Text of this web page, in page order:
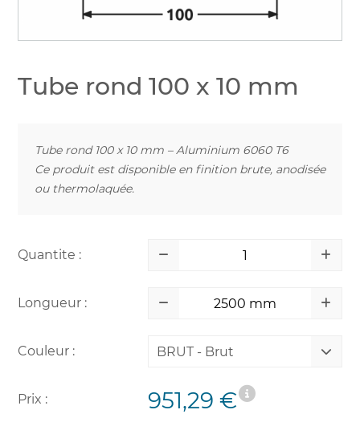
Tube rond 100 x 10 mm
Tube rond 100 x 10 mm – Aluminium 6060 T6
Ce produit est disponible en finition brute, anodisée
ou thermolaquée.
Quantite :
Longueur :
Couleur : BRUT - Brut
Prix : 951,29 €